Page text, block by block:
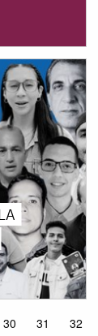
30 31
32